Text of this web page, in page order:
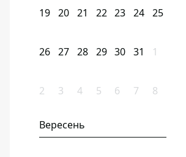
19 20 21 22 23 24 25
26 27 28 29 30 31 1
2 3 4 5 6 7 8
Вересень